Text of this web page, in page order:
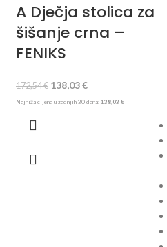
A Dječja stolica za
šišanje crna –
FENIKS
172,54€ 138,03€
Najniža cijena u zadnjih 30 dana: 138,03 €